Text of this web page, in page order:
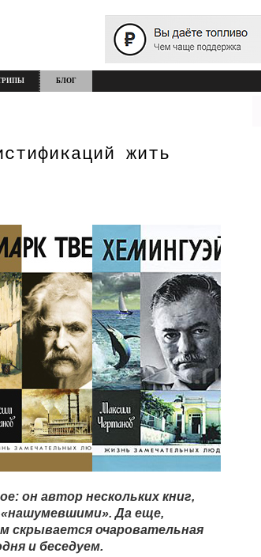
БЛОГ
жить
он автор нескольких книг,
Да еще,
скрывается очаровательная
и беседуем.